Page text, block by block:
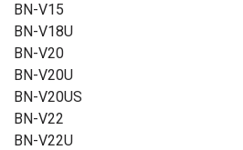
BN-V15
BN-V18U
BN-V20
BN-V20U
BN-V20US
BN-V22
BN-V22U